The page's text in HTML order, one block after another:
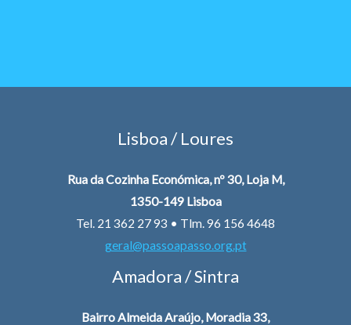
Lisboa / Loures
Rua da Cozinha Económica, nº 30, Loja M,
1350-149 Lisboa
Tel. 21 362 27 93 • Tlm. 96 156 4648
geral@passoapasso.org.pt
Amadora / Sintra
Bairro Almeida Araújo, Moradia 33,